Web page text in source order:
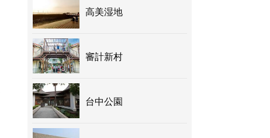
高美湿地
審計新村
台中公園